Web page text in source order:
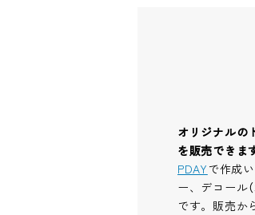
オリジナルの
を販売できま
PDAY で作成
ー、デコール
です。販売か